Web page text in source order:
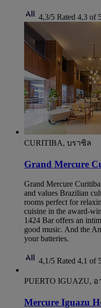
4,3/5 Rated 4,3 of
CURITIBA, บราซิล
Grand Mercure
Grand Mercure
and values Brazilian
rooms perfect for
cuisine in the award-
1424 Bar offers an
good music. And the
your batteries.
4,1/5 Rated 4,1 of
PUERTO IGUAZU,
Mercure Iguazu